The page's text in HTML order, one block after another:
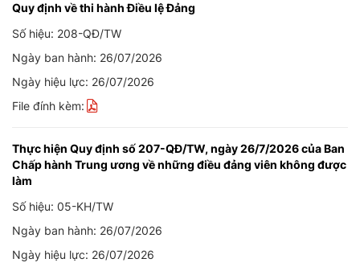
Quy định về thi hành Điều lệ Đảng
Số hiệu: 208-QĐ/TW
Ngày ban hành: 26/07/2026
Ngày hiệu lực: 26/07/2026
File đính kèm:
Thực hiện Quy định số 207-QĐ/TW, ngày 26/7/2026 của Ban
Chấp hành Trung ương về những điều đảng viên không được
làm
Số hiệu: 05-KH/TW
Ngày ban hành: 26/07/2026
Ngày hiệu lực: 26/07/2026